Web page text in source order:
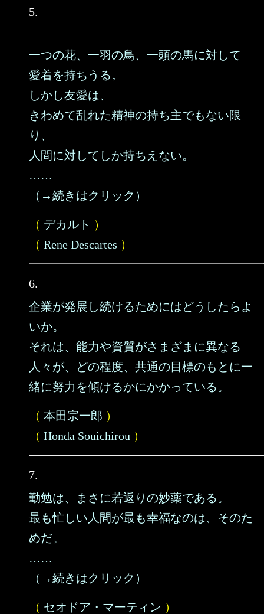
5.
一つの花、一羽の鳥、一頭の馬に対して
愛着を持ちうる。
しかし友愛は、
きわめて乱れた精神の持ち主でもない限
り、
人間に対してしか持ちえない。
……
（→続きはクリック）
（ デカルト ）
（ Rene Descartes ）
6.
企業が発展し続けるためにはどうしたらよ
いか。
それは、能力や資質がさまざまに異なる
人々が、どの程度、共通の目標のもとに一
緒に努力を傾けるかにかかっている。
（ 本田宗一郎 ）
（ Honda Souichirou ）
7.
勤勉は、まさに若返りの妙薬である。
最も忙しい人間が最も幸福なのは、そのた
めだ。
……
（→続きはクリック）
（ セオドア・マーティン ）